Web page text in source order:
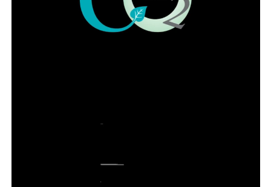
ADVERTISEMENT